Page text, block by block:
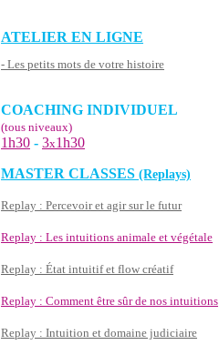
ATELIER EN LIGNE
- Les petits mots de votre histoire
COACHING INDIVIDUEL
(tous niveaux)
1h30 - 3x1h30
MASTER CLASSES (Replays)
Replay : Percevoir et agir sur le futur
Replay : Les intuitions animale et végétale
Replay : État intuitif et flow créatif
Replay : Comment être sûr de nos intuitions
Replay : Intuition et domaine judiciaire